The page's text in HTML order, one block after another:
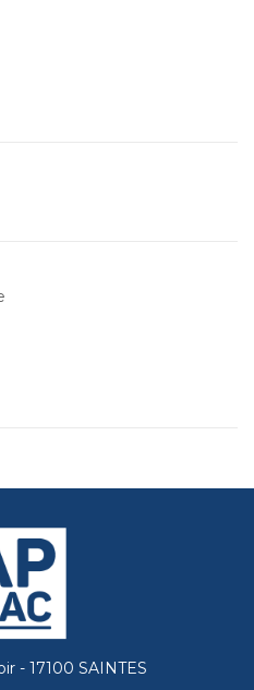
- 17100 SAINTES